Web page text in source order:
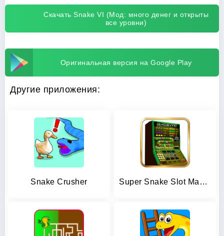
Скачать Snake VI (Мод: много денег и открыты
все уровни)
Оригинальная версия на Google Play
Другие приложения:
Snake Crusher Super Snake Slot Machine